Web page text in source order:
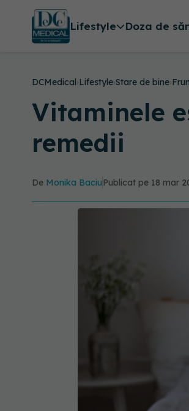
Lifestyle Doza de
DCMedical›Lifestyle›Stare de bine›
Vitaminele
remedii
De Monika Baciu Publicat pe 18 mar